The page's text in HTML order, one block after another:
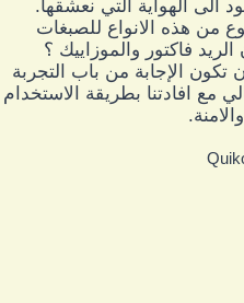
الى الهواية التي نعشقها.
من هذه الانواع للصبغات
فاكتور والموزاييك ؟
تكون الإجابة من باب التجربة
مع افادتنا بطريقة الاستخدام